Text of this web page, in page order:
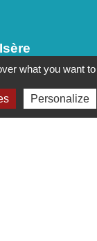
what you want to
Personalize